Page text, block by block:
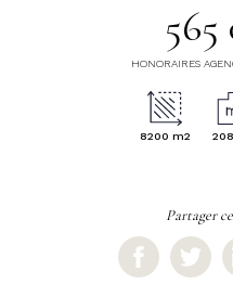
HONORAIRES
8200 m2
Partager